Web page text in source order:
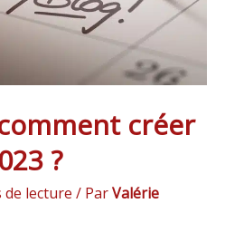
créer
?
de lecture / ParValérie